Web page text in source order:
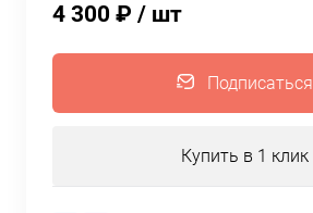
4 300 ₽ / шт
Подписаться
Купить в 1 клик